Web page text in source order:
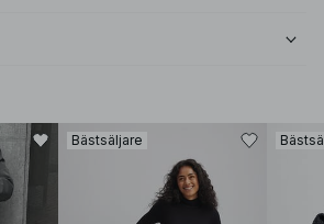
Bästsäljare